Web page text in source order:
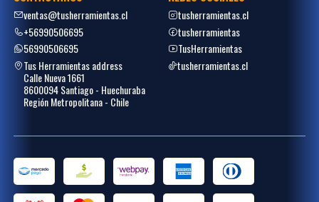
ventas@tusherramientas.cl
+56990506695
56990506695
Tus Herramientas address
Calle Nueva 1661
8600094 Santiago - Huechuraba
Región Metropolitana - Chile
tusherramientas.cl
tusherramientas
TusHerramientas
tusherramientas.cl